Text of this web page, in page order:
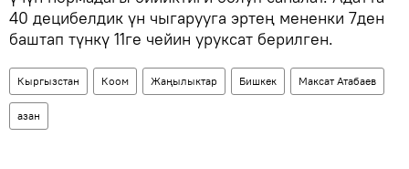
40 децибелдик үн чыгарууга эртең мененки 7ден
баштап түнкү 11ге чейин уруксат берилген.
Кыргызстан Коом Жаңылыктар Бишкек Максат Атабаев
азан